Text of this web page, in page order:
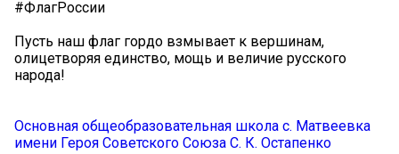
#ФлагРоссии
Пусть наш флаг гордо взмывает к вершинам,
олицетворяя единство, мощь и величие русского
народа!
Основная общеобразовательная школа с. Матвеевка
имени Героя Советского Союза С. К. Остапенко